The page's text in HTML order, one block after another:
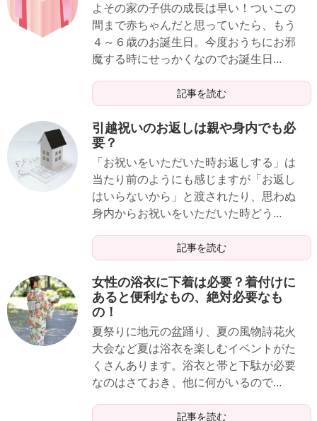
よその家の子供の成長は早い！ついこの
間まで赤ちゃんだと思っていたら、もう
４～６歳のお誕生日。今度おうちにお邪
魔する時にせっかくなのでお誕生日...
記事を読む
引越祝いのお返しは親や身内でも必
要？
「お祝いをいただいた時お返しする」は
当たり前のようにも感じますが「お返し
はいらないから」と渡されたり、思わぬ
身内からお祝いをいただいた時どう...
記事を読む
女性の浴衣に下着は必要？着付けに
あると便利なもの、絶対必要なも
の！
夏祭りに地元の盆踊り、夏の風物詩花火
大会など夏は浴衣を楽しむイベントがた
くさんあります。浴衣と帯と下駄が必要
なのはさておき、他に何がいるので...
記事を読む